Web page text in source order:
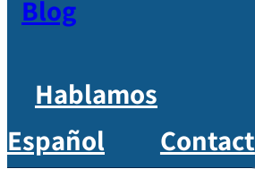
Blog
Hablamos
Español
Contact